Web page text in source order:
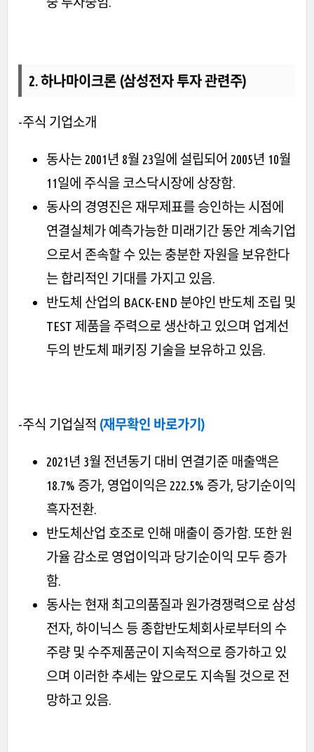
2. 하나마이크론 (삼성전자 투자 관련주)
-주식 기업소개
동사는 2001년 8월 23일에 설립되어 2005년 10월
11일에 주식을 코스닥시장에 상장함.
동사의 경영진은 재무제표를 승인하는 시점에
연결실체가 예측가능한 미래기간 동안 계속기업
으로서 존속할 수 있는 충분한 자원을 보유한다
는 합리적인 기대를 가지고 있음.
반도체 산업의 BACK-END 분야인 반도체 조립 및
TEST 제품을 주력으로 생산하고 있으며 업계선
두의 반도체 패키징 기술을 보유하고 있음.
-주식 기업실적 (재무확인 바로가기)
2021년 3월 전년동기 대비 연결기준 매출액은
18.7% 증가, 영업이익은 222.5% 증가, 당기순이익
흑자전환.
반도체산업 호조로 인해 매출이 증가함. 또한 원
가율 감소로 영업이익과 당기순이익 모두 증가
함.
동사는 현재 최고의품질과 원가경쟁력으로 삼성
전자, 하이닉스 등 종합반도체회사로부터의 수
주량 및 수주제품군이 지속적으로 증가하고 있
으며 이러한 추세는 앞으로도 지속될 것으로 전
망하고 있음.